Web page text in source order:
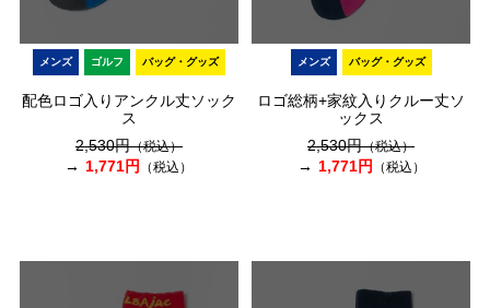
メンズ ゴルフ バッグ・グッズ
配色ロゴ入りアンクル丈ソック
ス
2,530円（税込）
1,771円 （税込）
メンズ バッグ・グッズ
ロゴ総柄+家紋入りクルー丈ソ
ックス
2,530円（税込）
1,771円 （税込）